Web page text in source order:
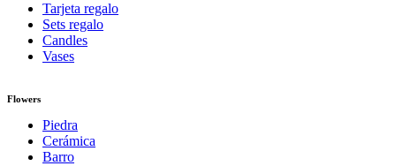
Tarjeta regalo
Sets regalo
Candles
Vases
Flowers
Piedra
Cerámica
Barro